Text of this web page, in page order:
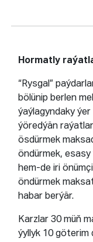
Hormatly
“Rysgal”
bölünip berlen
ýaýlagyndaky
ýöredýän
ösdürmek
öndürmek,
hem-de iri
öndürmek
habar berýär.
Karzlar 30 müň
ýyllyk 10 göterim